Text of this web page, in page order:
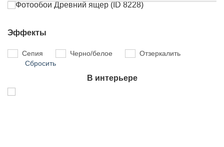
Эффекты
Сепия Черно/белое
Отзеркалить
Сбросить
В интерьере